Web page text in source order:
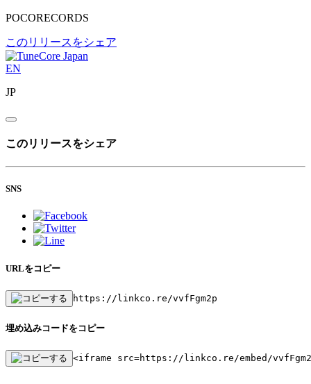
POCORECORDS
このリリースをシェア
EN
JP
このリリースをシェア
SNS
URLをコピー
https://linkco.re/vvfFgm2p
埋め込みコードをコピー
<iframe src=https://linkco.re/embed/